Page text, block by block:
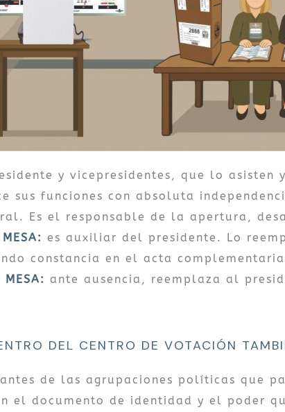
y vicepresidentes, que lo
sus funciones con absoluta
Es el responsable de la apertura,
es auxiliar del presidente. Lo
constancia en el acta
MESA: ante ausencia, reemplaza al
DEL CENTRO DE VOTACIÓN
de las agrupaciones políticas que
el documento de identidad y el poder